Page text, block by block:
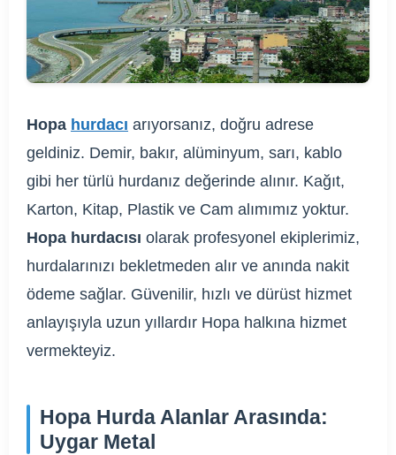
Hopa hurdacı arıyorsanız, doğru adrese
geldiniz. Demir, bakır, alüminyum, sarı, kablo
gibi her türlü hurdanız değerinde alınır. Kağıt,
Karton, Kitap, Plastik ve Cam alımımız yoktur.
Hopa hurdacısı olarak profesyonel ekiplerimiz,
hurdalarınızı bekletmeden alır ve anında nakit
ödeme sağlar. Güvenilir, hızlı ve dürüst hizmet
anlayışıyla uzun yıllardır Hopa halkına hizmet
vermekteyiz.
Hopa Hurda Alanlar Arasında:
Uygar Metal